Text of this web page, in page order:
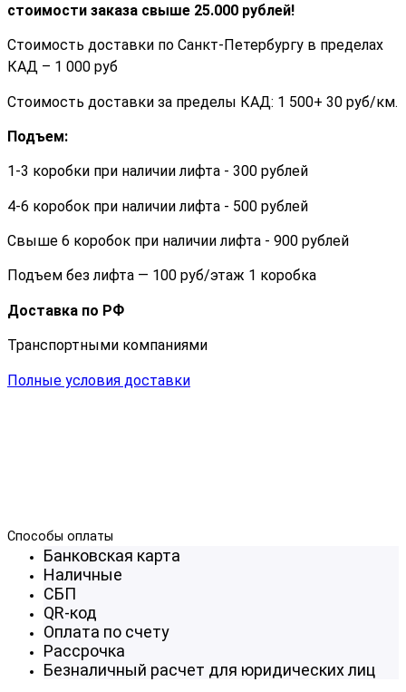
стоимости заказа cвыше 25.000 рублей!
Стоимость доставки по Санкт-Петербургу в пределах
КАД – 1 000 руб
Стоимость доставки за пределы КАД: 1 500+ 30 руб/км.
Подъем:
1-3 коробки при наличии лифта - 300 рублей
4-6 коробок при наличии лифта - 500 рублей
Свыше 6 коробок при наличии лифта - 900 рублей
Подъем без лифта — 100 руб/этаж 1 коробка
Доставка по РФ
Транспортными компаниями
Полные условия доставки
Способы оплаты
Банковская карта
Наличные
СБП
QR-код
Оплата по счету
Рассрочка
Безналичный расчет для юридических лиц